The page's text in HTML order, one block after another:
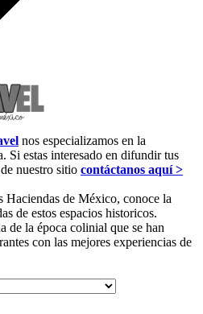
nos especializamos en la
Si estas interesado en difundir tus
nuestro sitio contáctanos aquí >
Haciendas de México, conoce la
de estos espacios historicos.
de la época colinial que se han
con las mejores experiencias de